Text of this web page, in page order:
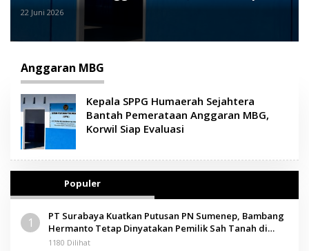
Evaluasi
22 Juni 2026
Anggaran MBG
Kepala SPPG Humaerah Sejahtera
Bantah Pemerataan Anggaran MBG,
Korwil Siap Evaluasi
Populer
1
PT Surabaya Kuatkan Putusan PN Sumenep, Bambang
Hermanto Tetap Dinyatakan Pemilik Sah Tanah di
Pamolokan
1180 Dilihat